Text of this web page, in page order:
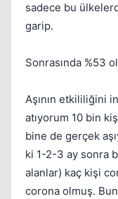
sadece bu
garip.
Sonrasında %53
Aşının etkililiğini
atıyorum 10 bin
bine de gerçek
ki 1-2-3 ay sonra
alanlar) kaç kişi
corona olmuş.